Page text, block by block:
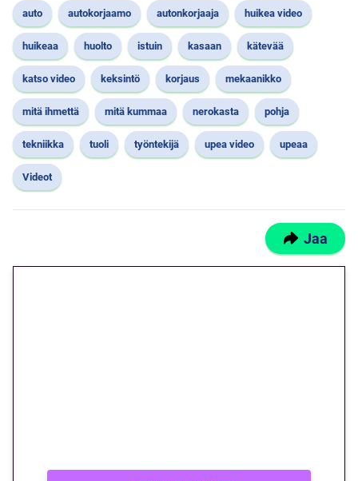
auto autokorjaamo autonkorjaaja huikea video
huikeaa huolto istuin kasaan kätevää
katso video keksintö korjaus mekaanikko
mitä ihmettä mitä kummaa nerokasta pohja
tekniikka tuoli työntekijä upea video upeaa
Videot
Jaa